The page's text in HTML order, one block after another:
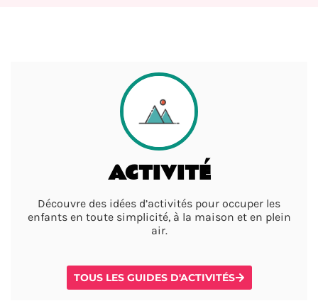
ACTIVITÉ
Découvre des idées d’activités pour occuper les
enfants en toute simplicité, à la maison et en plein
air.
TOUS LES GUIDES D'ACTIVITÉS